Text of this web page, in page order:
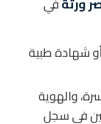
شهادة طبية
والهوية
في سجل